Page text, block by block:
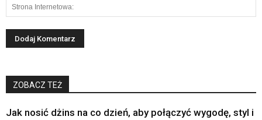
ZOBACZ TEŻ
Jak nosić dżins na co dzień, aby połączyć wygodę, styl i